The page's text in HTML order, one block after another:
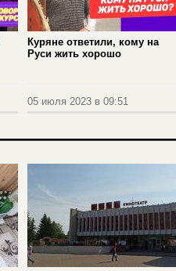
Куряне ответили, кому на
Руси жить хорошо
05 июля 2023 в 09:51